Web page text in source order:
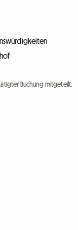
Buchung mitgeteilt.